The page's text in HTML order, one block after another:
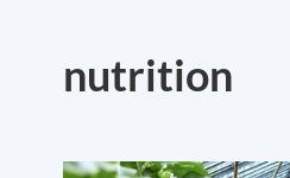
nutrition